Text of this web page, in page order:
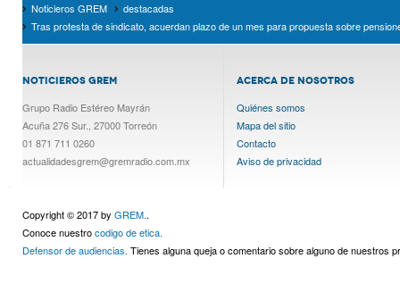
Noticieros GREM
destacadas
Tras protesta de sindicato, acuerdan plazo de un mes para propuesta sobre
NOTICIEROS GREM
Grupo Radio Estéreo Mayrán
Acuña 276 Sur., 27000 Torreón
01 871 711 0260
actualidadesgrem@gremradio.com.mx
ACERCA DE NOSOTROS
Quiénes somos
Mapa del sitio
Contacto
Aviso de privacidad
Copyright © 2017 by GREM..
Conoce nuestrocodigo de etica.
Defensor de audiencias. Tienes alguna queja o comentario sobre alguno de nuestros